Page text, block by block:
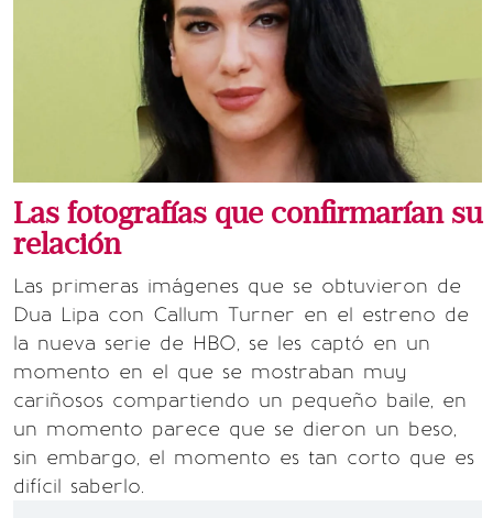
Las fotografías que confirmarían su
relación
Las primeras imágenes que se obtuvieron de
Dua Lipa con Callum Turner en el estreno de
la nueva serie de HBO, se les captó en un
momento en el que se mostraban muy
cariñosos compartiendo un pequeño baile, en
un momento parece que se dieron un beso,
sin embargo, el momento es tan corto que es
difícil saberlo.